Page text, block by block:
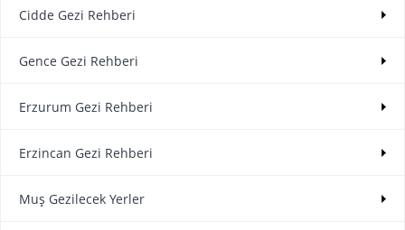
Cidde Gezi Rehberi
Gence Gezi Rehberi
Erzurum Gezi Rehberi
Erzincan Gezi Rehberi
Muş Gezilecek Yerler